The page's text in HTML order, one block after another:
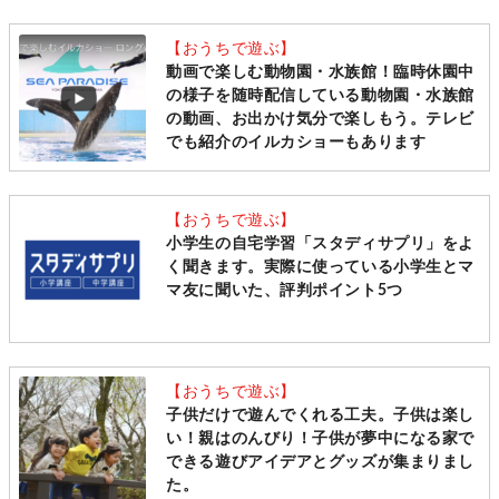
【おうちで遊ぶ】
動画で楽しむ動物園・水族館！臨時休園中
の様子を随時配信している動物園・水族館
の動画、お出かけ気分で楽しもう。テレビ
でも紹介のイルカショーもあります
【おうちで遊ぶ】
小学生の自宅学習「スタディサプリ」をよ
く聞きます。実際に使っている小学生とマ
マ友に聞いた、評判ポイント5つ
【おうちで遊ぶ】
子供だけで遊んでくれる工夫。子供は楽し
い！親はのんびり！子供が夢中になる家で
できる遊びアイデアとグッズが集まりまし
た。